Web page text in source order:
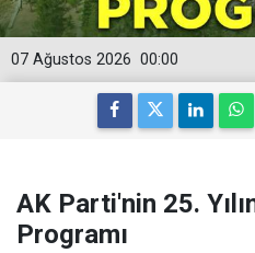
00:00
07 Ağustos 2026
AK Parti'nin 25.
Programı